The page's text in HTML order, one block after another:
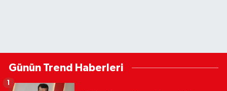
Günün Trend Haberleri
1